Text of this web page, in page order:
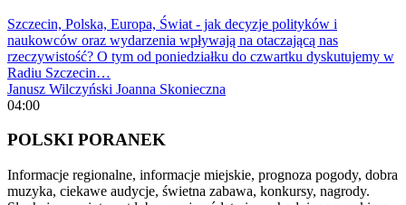
Szczecin, Polska, Europa, Świat - jak decyzje polityków i
naukowców oraz wydarzenia wpływają na otaczającą nas
rzeczywistość? O tym od poniedziałku do czwartku dyskutujemy w
Radiu Szczecin…
Janusz Wilczyński Joanna Skonieczna
04:00
POLSKI PORANEK
Informacje regionalne, informacje miejskie, prognoza pogody, dobra
muzyka, ciekawe audycje, świetna zabawa, konkursy, nagrody.